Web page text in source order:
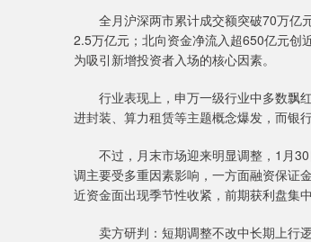
全月沪深两市累计成交额突破70万亿
2.5万亿元；北向资金净流入超650亿元创
为吸引新增投资者入场的核心因素。
行业表现上，申万一级行业中多数飘红
进封装、算力租赁等主题概念爆发，而银
不过，月末市场迎来明显调整，1月30
调主要受多重因素影响，一方面融资保证
近资金面出现季节性收紧，前期获利盘集
卖方研判：短期调整不改中长期上行